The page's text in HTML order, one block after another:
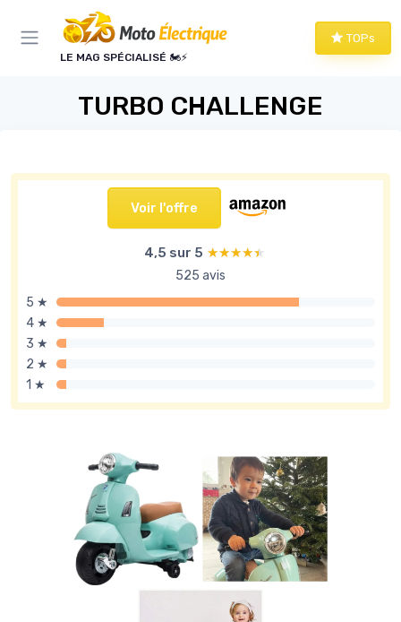
LE MAG SPÉCIALISÉ 🏍️⚡
TOPs
TURBO CHALLENGE
Voir l'offre
4,5 sur 5 ★★★★★
★★★★★
525 avis
5 ★
4 ★
3 ★
2 ★
1 ★
Panneau de gestion des cookies